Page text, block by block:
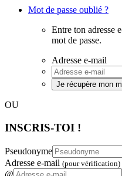
Mot de passe oublié ?
Entre ton adresse
mot de passe.
Adresse e-mail
Je récupère mon
OU
INSCRIS-TOI !
Pseudonyme
Adresse e-mail (pour vérification)
@